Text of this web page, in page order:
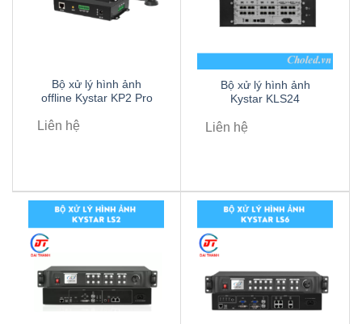
Bộ xử lý hình ảnh
offline Kystar KP2 Pro
Liên hệ
Bộ xử lý hình ảnh
Kystar KLS24
Liên hệ